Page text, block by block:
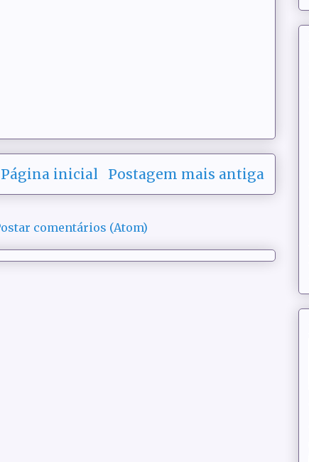
Postagem mais antiga
Página inicial
comentários (Atom)